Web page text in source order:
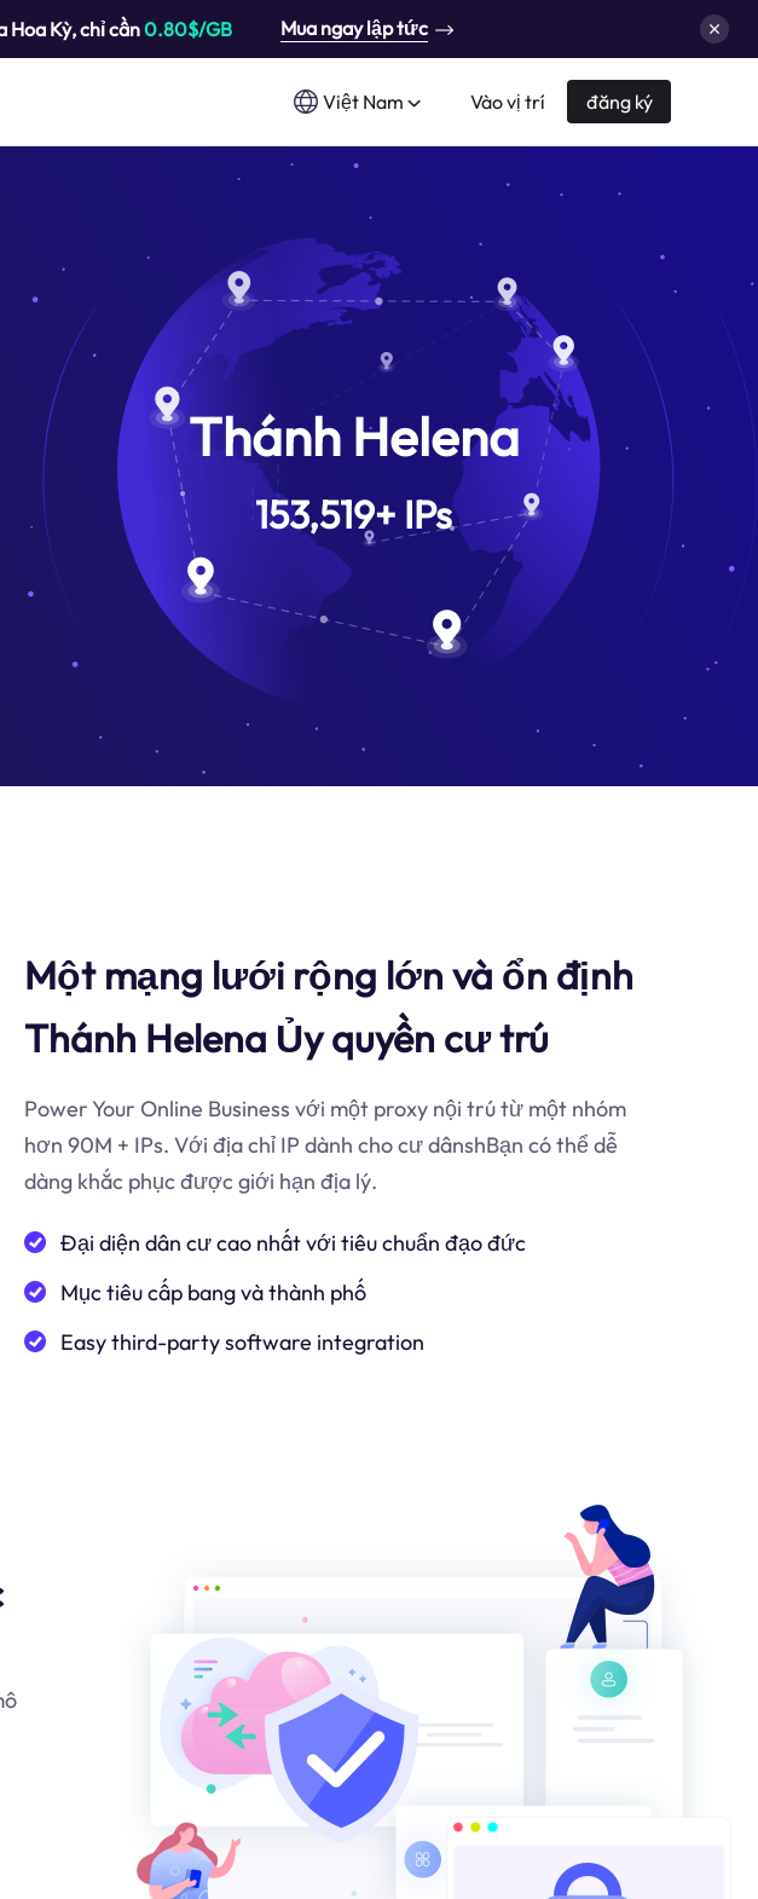
Kỳ, chỉ cần0.80$/GB Mua ngay lập tức
Việt Nam Vào vị trí đăng ký
Thánh Helena
153,519+ IPs
Một mạng lưới rộng lớn và ổn định
Thánh Helena Ủy quyền cư trú
Power Your Online Business với một proxy nội trú từ một nhóm
hơn 90M + IPs. Với địa chỉ IP dành cho cư dânshBạn có thể dễ
dàng khắc phục được giới hạn địa lý.
Đại diện dân cư cao nhất với tiêu chuẩn đạo đức
Mục tiêu cấp bang và thành phố
Easy third-party software integration